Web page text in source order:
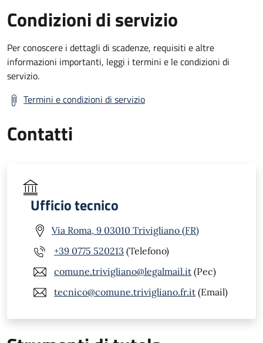
Condizioni di servizio
Per conoscere i dettagli di scadenze, requisiti e altre
informazioni importanti, leggi i termini e le condizioni di
servizio.
Termini e condizioni di servizio
Contatti
Ufficio tecnico
Via Roma, 9 03010 Trivigliano (FR)
+39 0775 520213 (Telefono)
comune.trivigliano@legalmail.it (Pec)
tecnico@comune.trivigliano.fr.it (Email)